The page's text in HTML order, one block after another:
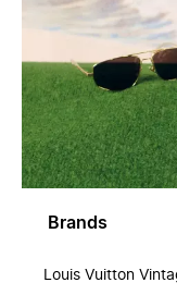
Brands
Louis Vuitton